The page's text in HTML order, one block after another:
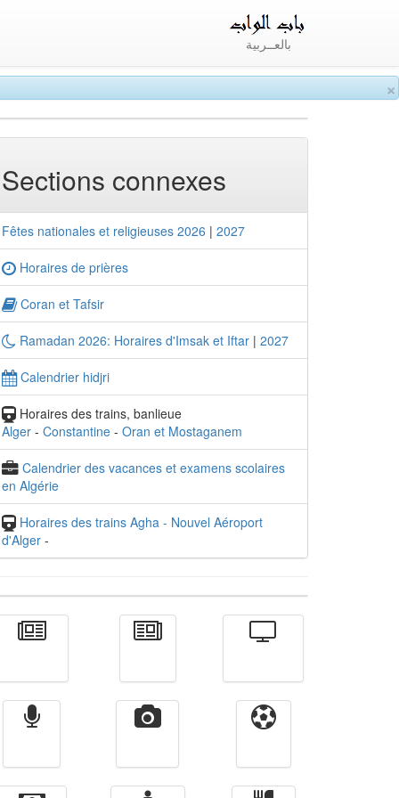
×
بالعــربية
Sections connexes
Fêtes nationales et religieuses 2026 | 2027
Horaires de prières
Coran et Tafsir
Ramadan 2026: Horaires d'Imsak et Iftar | 2027
Calendrier hidjri
Horaires des trains, banlieue
Alger - Constantine - Oran et Mostaganem
Calendrier des vacances et examens scolaires
en Algérie
Horaires des trains Agha - Nouvel Aéroport
d'Alger -